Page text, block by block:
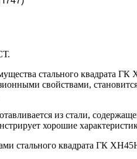
стального квадрата
свойствами,
из стали,
хорошие
стального квадрата ГК